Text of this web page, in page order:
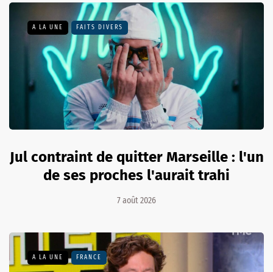
A LA UNE FAITS DIVERS
Jul contraint de quitter Marseille : l'un
de ses proches l'aurait trahi
7 août 2026
A LA UNE FRANCE